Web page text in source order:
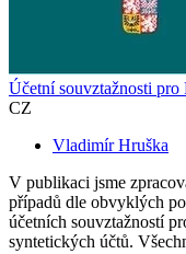
Účetní souvztažnosti pro
CZ
Vladimír Hruška
V publikaci jsme
případů dle obvyklých
účetních souvztažností
syntetických účtů.